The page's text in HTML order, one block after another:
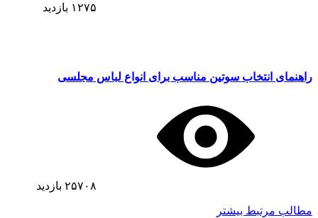
۱۲۷۵ بازدید
راهنمای انتخاب سوتین مناسب برای انواع لباس مجلسی
۲۵۷۰۸ بازدید
مطالب مرتبط بیشتر